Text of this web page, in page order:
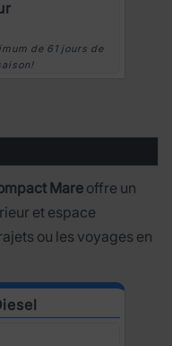
de 61 jours de
Mareoffre un
et espace
ou les voyages en